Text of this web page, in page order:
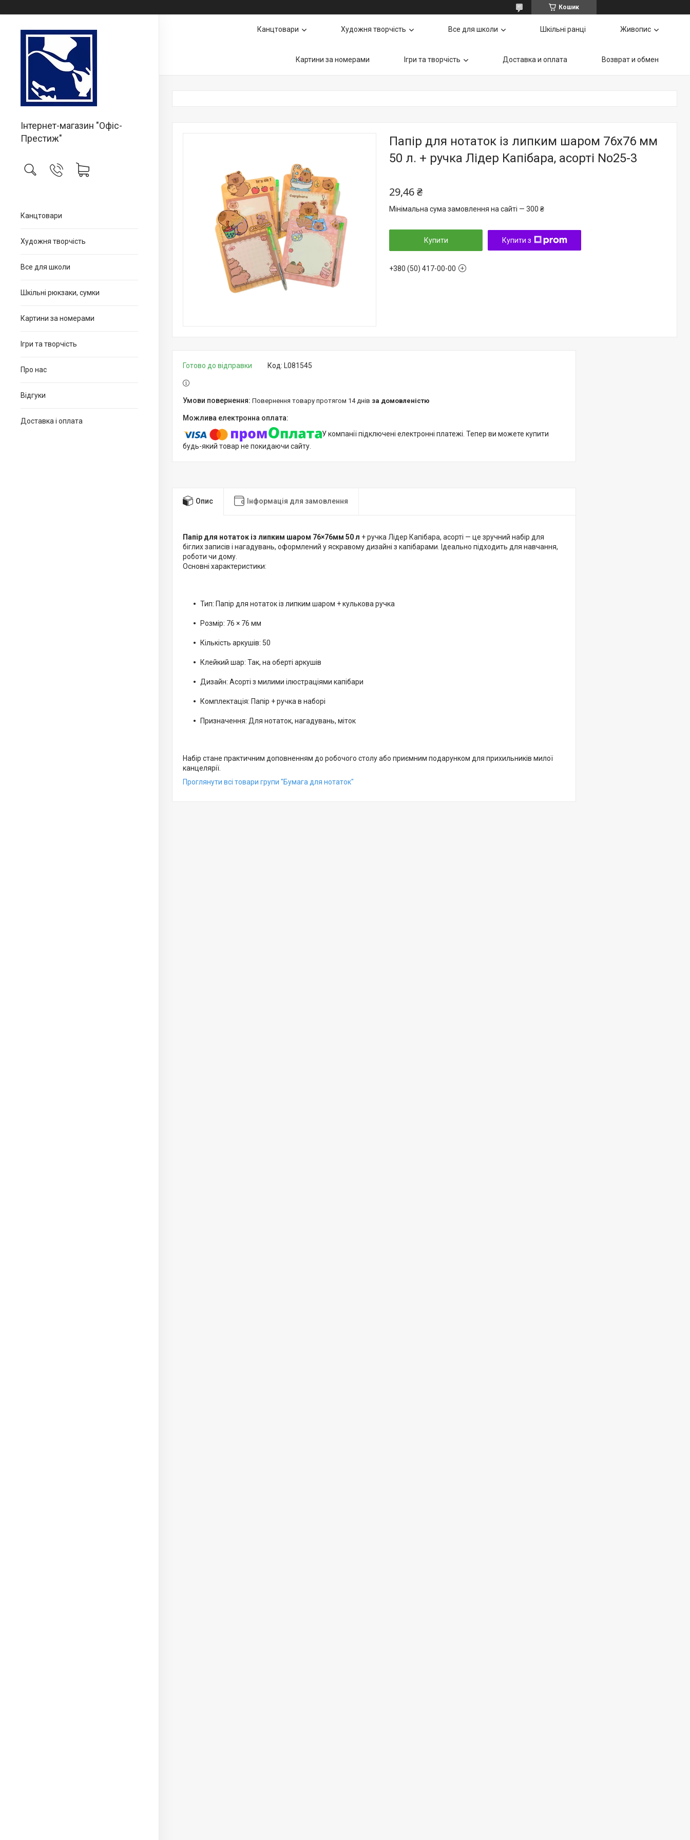
Кошик
Інтернет-магазин "Офіс-
Престиж"
Канцтовари
Художня творчість
Все для школи
Шкільні рюкзаки, сумки
Картини за номерами
Ігри та творчість
Про нас
Відгуки
Доставка і оплата
Канцтовари Художня творчість Все для школи Шкільні ранці Живопис
Картини за номерами Ігри та творчість Доставка и оплата Возврат и обмен
Папір для нотаток із липким шаром 76х76 мм
50 л. + ручка Лідер Капібара, асорті No25-3
29,46 ₴
Мінімальна сума замовлення на сайті — 300 ₴
Купити Купити з
+380 (50) 417-00-00
Готово до відправки Код: L081545
повернення товару протягом 14 днів за домовленістю
У компанії підключені електронні платежі. Тепер ви можете купити
будь-який товар не покидаючи сайту.
Опис Інформація для замовлення
Папір для нотаток із липким шаром 76×76мм 50 л + ручка Лідер Капібара, асорті — це зручний набір для
біглих записів і нагадувань, оформлений у яскравому дизайні з капібарами. Ідеально підходить для навчання,
роботи чи дому.
Основні характеристики:
Тип: Папір для нотаток із липким шаром + кулькова ручка
Розмір: 76 × 76 мм
Кількість аркушів: 50
Клейкий шар: Так, на оберті аркушів
Дизайн: Асорті з милими ілюстраціями капібари
Комплектація: Папір + ручка в наборі
Призначення: Для нотаток, нагадувань, міток
Набір стане практичним доповненням до робочого столу або приємним подарунком для прихильників милої
канцелярії.
Проглянути всі товари групи "Бумага для нотаток"